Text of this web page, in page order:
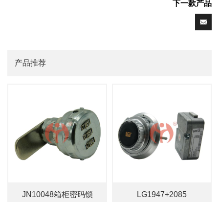
下一款产品
产品推荐
JN10048箱柜密码锁 LG1947+2085